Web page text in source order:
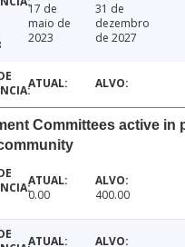
17 de
maio de
2023
31 de
dezembro
de 2027
Committees active in
0.00 400.00